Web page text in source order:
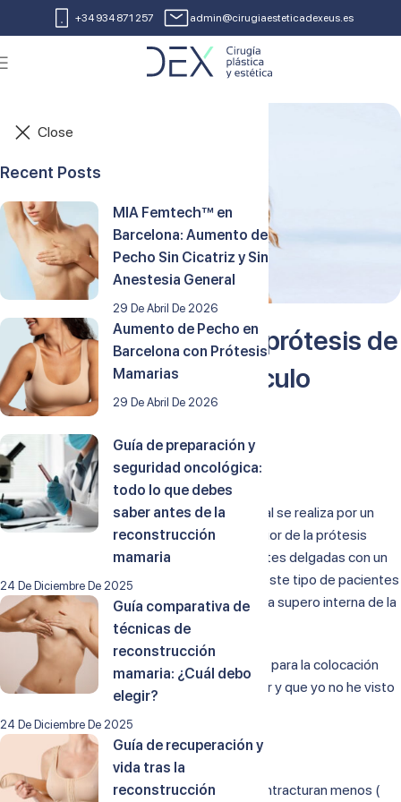
+34 934 871 257 admin@cirugiaesteticadexeus.es
¿Cuándo se ponen las prótesis de
mama debajo del musculo
pectoral?
12 de abril de 2022
El aumento de mama en posición subpectoral se realiza por un
motivo estético para disimular el polo superior de la prótesis
evitando un resalte poco estético en pacientes delgadas con un
panículo subcutáneo delgado y también en este tipo de pacientes
para ocultar la palpación de arrugas en la zona supero interna de la
mama ( fenómeno llamadorippling
Clásicamente se han utilizado otros motivos para la colocación
subpectoral que no se han podido demostrar y que yo no he visto
Entre otros son:
Que las prótesis en plano subpectoral se contracturan menos (
Close
Recent Posts
MIA Femtech™ en
Barcelona: Aumento de
Pecho Sin Cicatriz y Sin
Anestesia General
29 De Abril De 2026
Aumento de Pecho en
Barcelona con Prótesis
Mamarias
29 De Abril De 2026
Guía de preparación y
seguridad oncológica:
todo lo que debes
saber antes de la
reconstrucción
mamaria
24 De Diciembre De 2025
Guía comparativa de
técnicas de
reconstrucción
mamaria: ¿Cuál debo
elegir?
24 De Diciembre De 2025
Guía de recuperación y
vida tras la
reconstrucción